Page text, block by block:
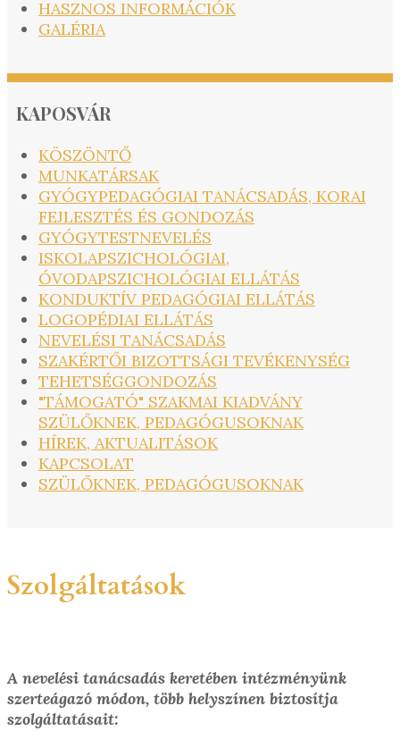
HASZNOS INFORMÁCIÓK
GALÉRIA
KAPOSVÁR
KÖSZÖNTŐ
MUNKATÁRSAK
GYÓGYPEDAGÓGIAI TANÁCSADÁS, KORAI
FEJLESZTÉS ÉS GONDOZÁS
GYÓGYTESTNEVELÉS
ISKOLAPSZICHOLÓGIAI,
ÓVODAPSZICHOLÓGIAI ELLÁTÁS
KONDUKTÍV PEDAGÓGIAI ELLÁTÁS
LOGOPÉDIAI ELLÁTÁS
NEVELÉSI TANÁCSADÁS
SZAKÉRTŐI BIZOTTSÁGI TEVÉKENYSÉG
TEHETSÉGGONDOZÁS
"TÁMOGATÓ" SZAKMAI KIADVÁNY
SZÜLŐKNEK, PEDAGÓGUSOKNAK
HÍREK, AKTUALITÁSOK
KAPCSOLAT
SZÜLŐKNEK, PEDAGÓGUSOKNAK
Szolgáltatások
A nevelési tanácsadás keretében intézményünk
szerteágazó módon, több helyszínen biztosítja
szolgáltatásait: